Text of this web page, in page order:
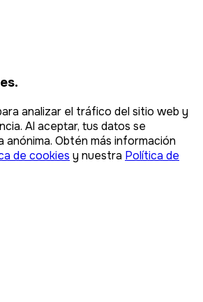
analizar el tráfico del sitio web y
Al aceptar, tus datos se
anónima. Obtén más información
de cookies y nuestra Política de